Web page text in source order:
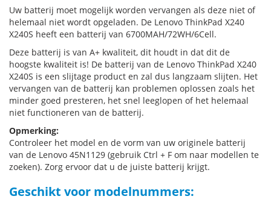
Uw batterij moet mogelijk worden vervangen als deze niet of
helemaal niet wordt opgeladen. De Lenovo ThinkPad X240
X240S heeft een batterij van 6700MAH/72WH/6Cell.
Deze batterij is van A+ kwaliteit, dit houdt in dat dit de
hoogste kwaliteit is! De batterij van de Lenovo ThinkPad X240
X240S is een slijtage product en zal dus langzaam slijten. Het
vervangen van de batterij kan problemen oplossen zoals het
minder goed presteren, het snel leeglopen of het helemaal
niet functioneren van de batterij.
Opmerking:
Controleer het model en de vorm van uw originele batterij
van de Lenovo 45N1129 (gebruik Ctrl + F om naar modellen te
zoeken). Zorg ervoor dat u de juiste batterij krijgt.
Geschikt voor modelnummers: